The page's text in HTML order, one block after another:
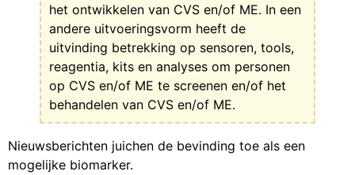
het ontwikkelen van CVS en/of ME. In een
andere uitvoeringsvorm heeft de
uitvinding betrekking op sensoren, tools,
reagentia, kits en analyses om personen
op CVS en/of ME te screenen en/of het
behandelen van CVS en/of ME.
Nieuwsberichten juichen de bevinding toe als een
mogelijke biomarker.